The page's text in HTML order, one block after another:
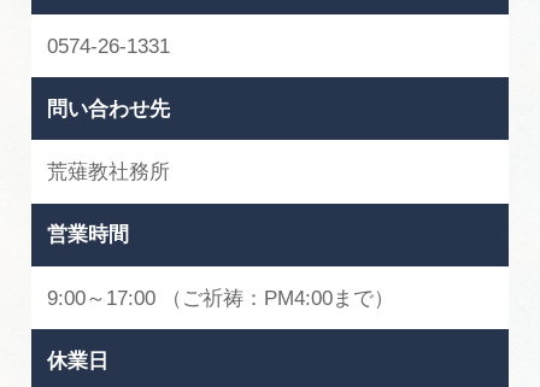
0574-26-1331
問い合わせ先
荒薙教社務所
営業時間
9:00～17:00 （ご祈祷：PM4:00まで）
休業日